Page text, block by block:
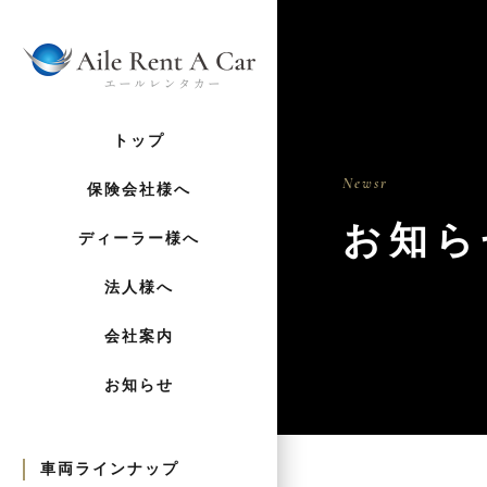
トップ
保険会社様へ
ディーラー様へ
法人様へ
会社案内
お知らせ
車両ラインナップ
Newsr
お知